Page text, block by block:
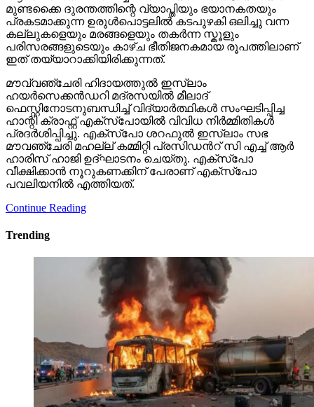
മുണ്ടക്കൈ ദുരന്തത്തിന്റെ വ്യാപ്തിയും ഭയാനകതയും
പ്രകടമാക്കുന്ന ഉരുൾപൊട്ടലിൽ കടപുഴകി ഒലിച്ചു വന്ന
കല്ലുകളെയും മരങ്ങളെയും തകർന്ന സ്കൂളും
പരിസരങ്ങളുടെയും കാഴ്ച ഭീതിജനകമായ രൂപത്തിലാണ്
ഇത് തയ്യാറാക്കിയിരിക്കുന്നത്.
മൗവ്വഞ്ചേരി ഹിദായത്തുൽ ഇസ്ലാം
ഹയർസെക്കൻഡറി മദ്രസയിൽ മീലാദ്
ഫെസ്റ്റിനോടനുബന്ധിച്ച് വിദ്യാർത്ഥികൾ സംഘടിപ്പിച്ച
ഹാന്റി ക്രാഫ്റ്റ് എക്സ്പോയിൽ വിവിധ നിർമ്മിതികൾ
പ്രദർശിപ്പിച്ചു. എക്സ്പോ ശറഫുൽ ഇസ്ലാം സഭ
മൗവഞ്ചേരി മഹല്ല് കമ്മിറ്റി പ്രസിഡൻറ് സി എച്ച് ആർ
ഹാരിസ് ഹാജി ഉദ്ഘാടനം ചെയ്തു. എക്സ്പോ
വീക്ഷിക്കാൻ നൂറുകണക്കിന് പേരാണ് എക്സ്പോ
പവലിയനിൽ എത്തിയത്.
Continue Reading
Trending